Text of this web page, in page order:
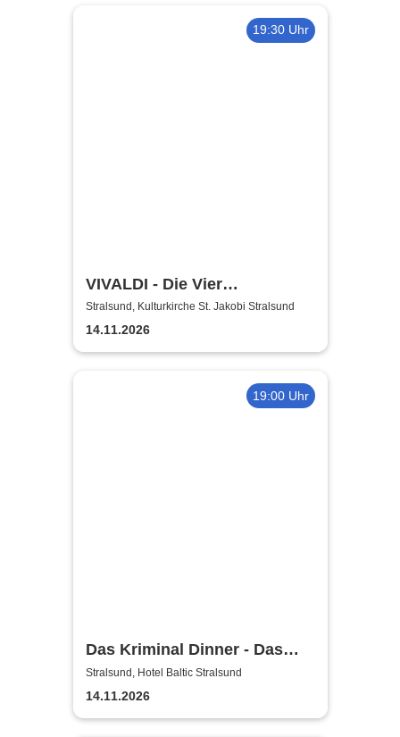
19:30 Uhr
VIVALDI - Die Vier
Jahreszeiten | Philharmonie
der Solisten | Vladik Otaryan
Stralsund, Kulturkirche St. Jakobi Stralsund
14.11.2026
19:00 Uhr
Das Kriminal Dinner - Das
True Crime Dinner
Stralsund, Hotel Baltic Stralsund
14.11.2026